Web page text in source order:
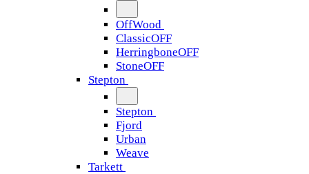
OffWood
ClassicOFF
HerringboneOFF
StoneOFF
Stepton
Stepton
Fjord
Urban
Weave
Tarkett